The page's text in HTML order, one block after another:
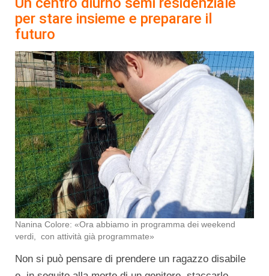
per stare insieme e preparare il
futuro
Nanina Colore: «Ora abbiamo in programma dei weekend
verdi, con attività già programmate»
Non si può pensare di prendere un ragazzo disabile